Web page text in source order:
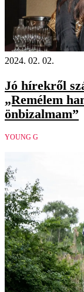
2024. 02. 02.
Jó hírekről
„Remélem
önbizalmam”
YOUNG G